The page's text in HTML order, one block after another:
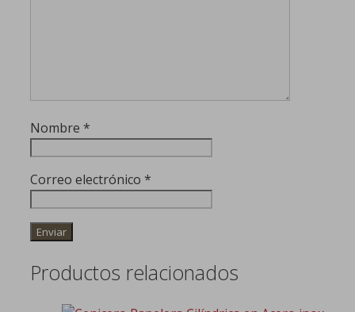
Nombre *
Correo electrónico *
Productos relacionados